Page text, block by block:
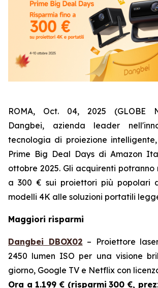
ROMA, Oct. 04, 2025 (GLOBE
Dangbei, azienda leader
tecnologia di proiezione
Prime Big Deal Days di Amazon
ottobre 2025. Gli acquirenti
a 300 € sui proiettori più popolari
modelli 4K alle soluzioni portatili
Maggiori risparmi
Dangbei DBOX02 – Proiettore
2450 lumen ISO per una visione
giorno, Google TV e Netflix con
Ora a 1.199 € (risparmi 300 €,